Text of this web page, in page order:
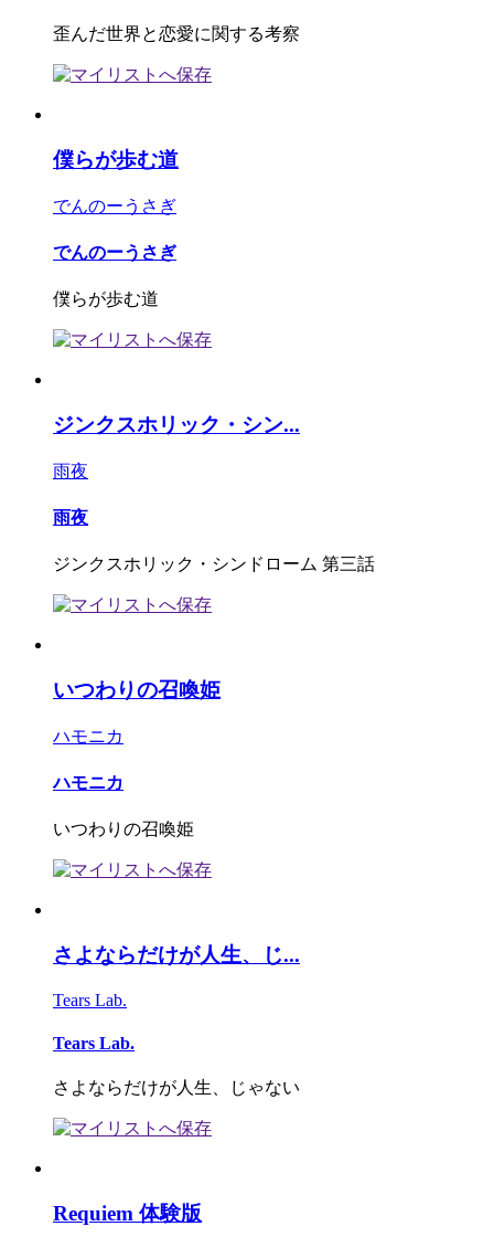
歪んだ世界と恋愛に関する考察
僕らが歩む道
でんのーうさぎ
でんのーうさぎ
僕らが歩む道
ジンクスホリック・シン...
雨夜
雨夜
ジンクスホリック・シンドローム 第三話
いつわりの召喚姫
ハモニカ
ハモニカ
いつわりの召喚姫
さよならだけが人生、じ...
Tears Lab.
Tears Lab.
さよならだけが人生、じゃない
Requiem 体験版